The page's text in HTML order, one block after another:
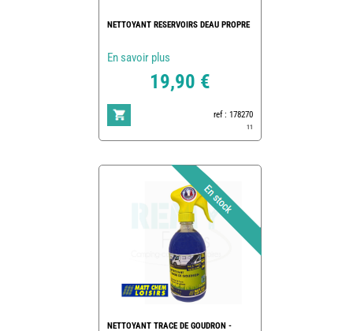
NETTOYANT RESERVOIRS DEAU PROPRE
En savoir plus
19,90 €
ref : 178270
11
NETTOYANT TRACE DE GOUDRON -